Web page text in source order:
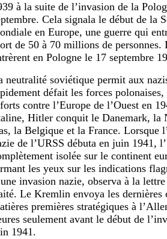
à la suite de l’invasion de la
Cela signala le début de la
en Europe, une guerre qui
de 50 à 70 millions de personnes.
en Pologne le 17 septembre
neutralité soviétique permit aux
défait les forces
contre l’Europe de l’Ouest en
Hitler conquit le Danemark, la
la Belgique et la France. Lorsque
de l’URSS débuta en juin 1941,
isolée sur le continent
les yeux sur les indications
invasion nazie, observa à la
Le Kremlin envoya les dernières
premières stratégiques à
seulement avant le début de
1941.